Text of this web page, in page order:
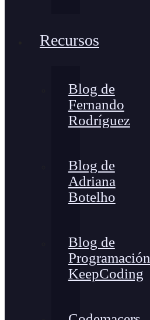
Recursos
Blog de
Fernando
Rodríguez
Blog de
Adriana
Botelho
Blog de
Programación
KeepCoding